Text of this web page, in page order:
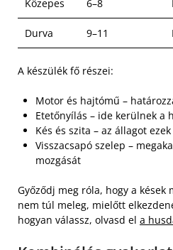
Közepes 6–8
Durva 9–11
A készülék fő részei:
Motor és hajtómű –
Etetőnyílás – ide kerülnek a
Kés és szita – az állagot
Visszacsapó szelep –
mozgását
Győződj meg róla, hogy a kések
nem túl meleg, mielőtt
hogyan válassz, olvasd el a